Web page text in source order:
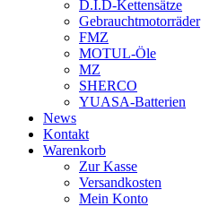
D.I.D-Kettensätze
Gebrauchtmotorräder
FMZ
MOTUL-Öle
MZ
SHERCO
YUASA-Batterien
News
Kontakt
Warenkorb
Zur Kasse
Versandkosten
Mein Konto